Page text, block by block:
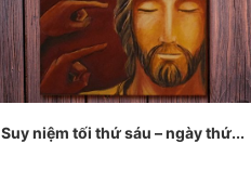
Suy niệm tối thứ sáu – ngày thứ...